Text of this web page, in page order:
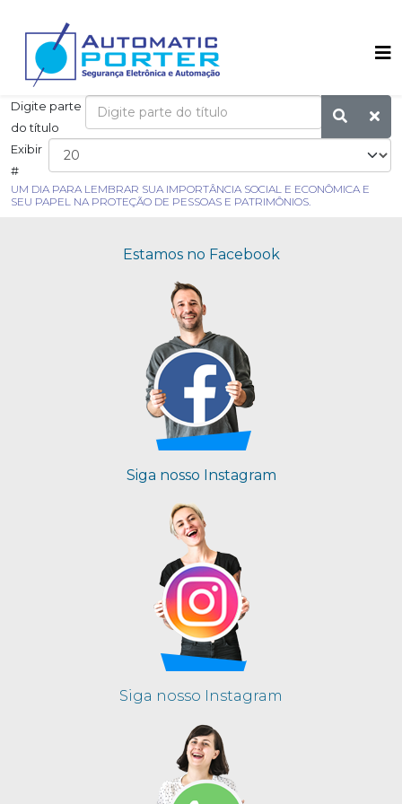
Digite parte
do título
Exibir
#
UM DIA PARA LEMBRAR SUA IMPORTÂNCIA SOCIAL E ECONÔMICA E
SEU PAPEL NA PROTEÇÃO DE PESSOAS E PATRIMÔNIOS.
Estamos no Facebook
Siga nosso Instagram
Siga nosso Instagram